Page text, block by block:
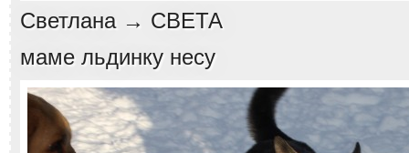
Светлана → СВЕТА
маме льдинку несу